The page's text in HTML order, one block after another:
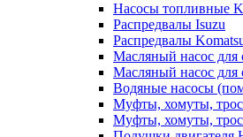
Насосы топливные
Распредвалы Isuzu
Распредвалы
Масляный насос для
Масляный насос для
Водяные насосы
Муфты, хомуты,
Муфты, хомуты,